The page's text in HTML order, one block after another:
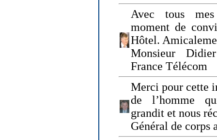
Avec tous
moment de
Hôtel.
Monsieur
France Télécom
Merci pour cette
de l’homme
grandit et nous
Général de corps